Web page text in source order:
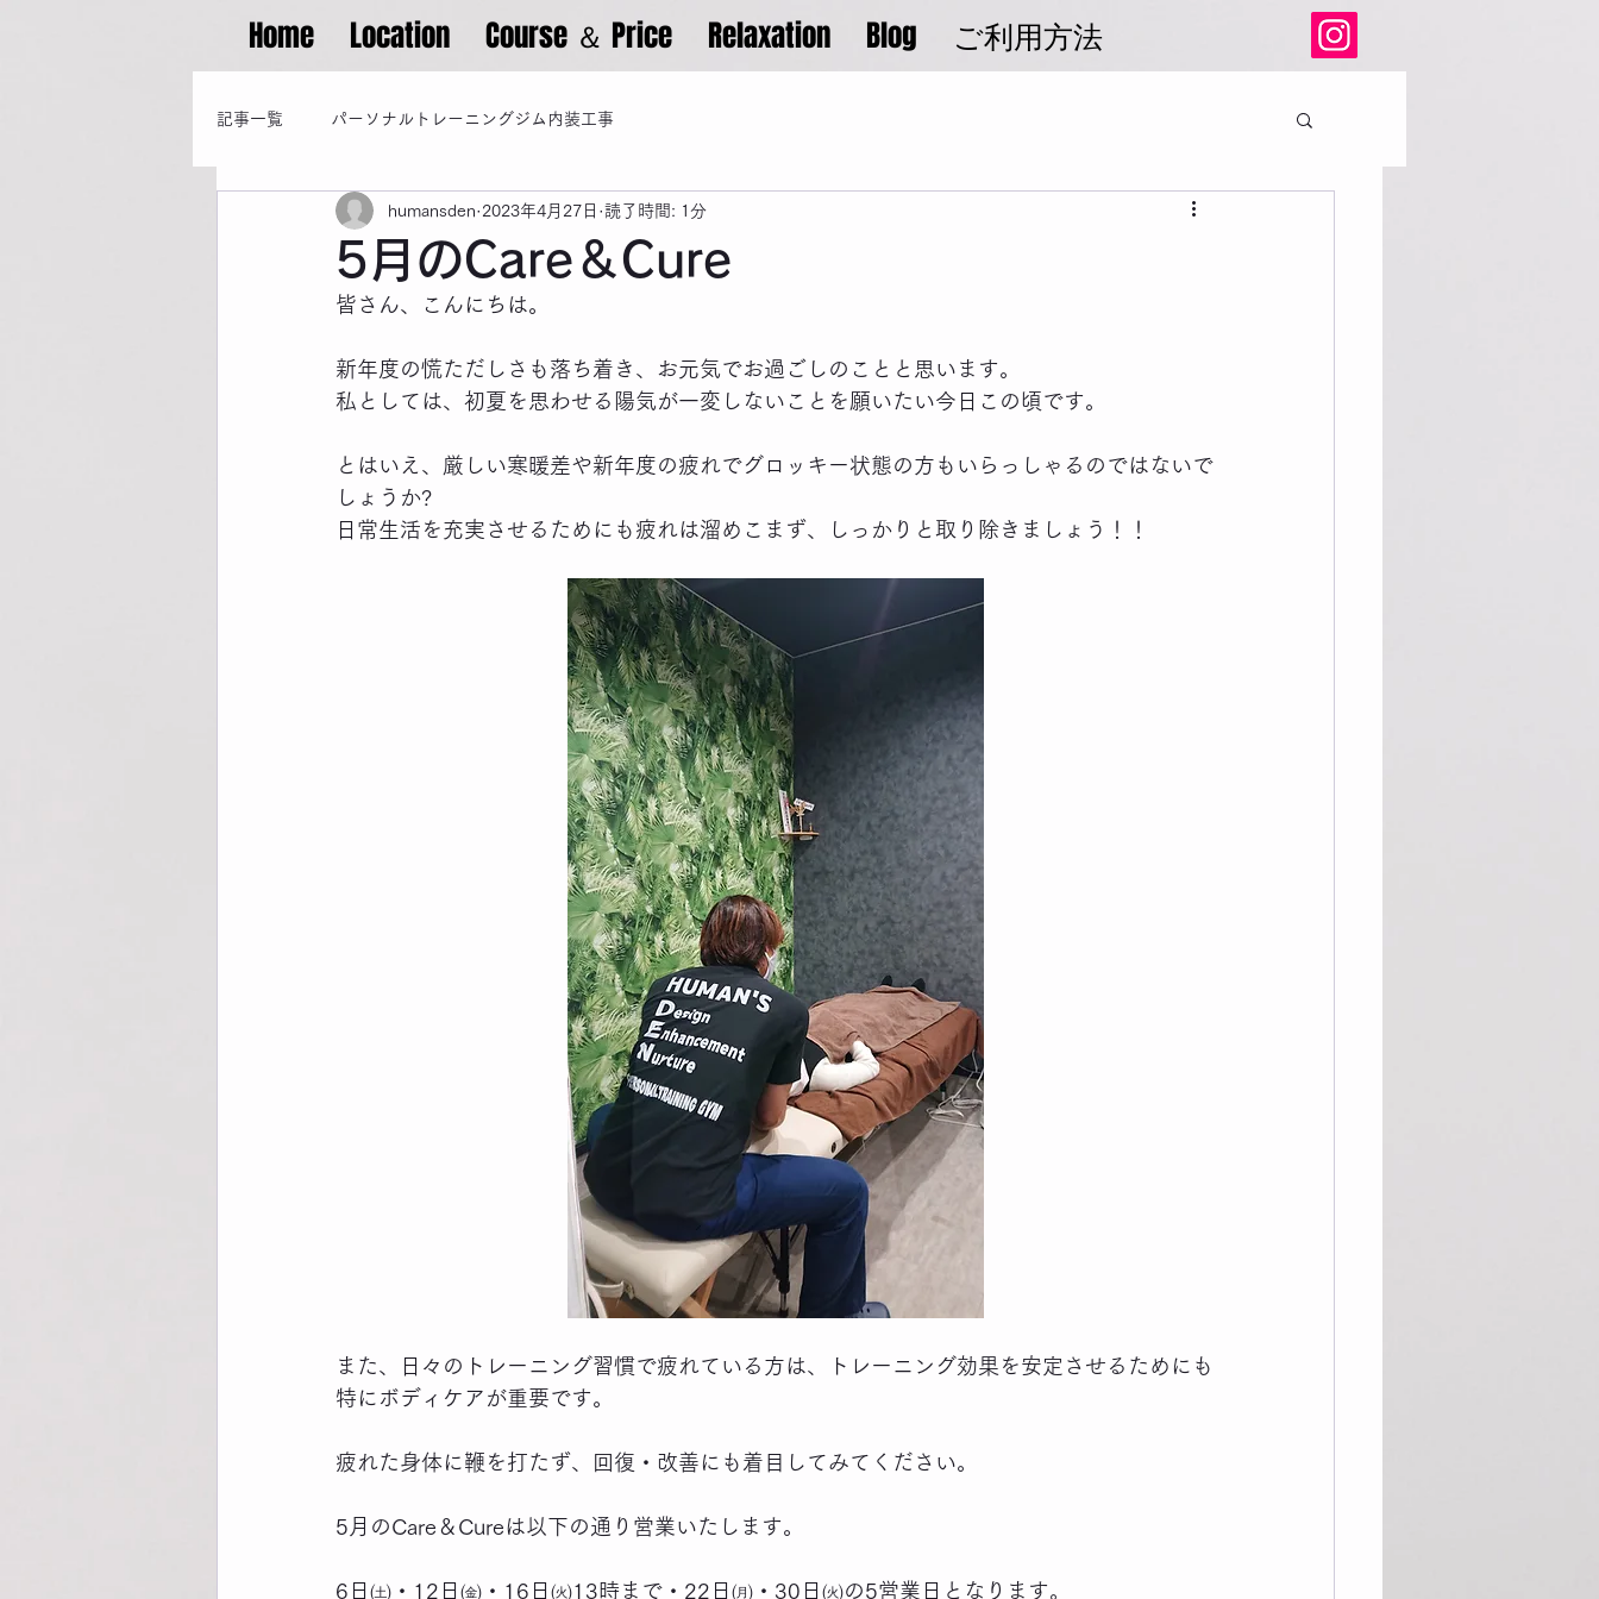
Home Location Course ＆ Price Relaxation Blog ご利用方法
記事一覧 パーソナルトレーニングジム内装工事
5月のCare＆Cure
humansden 2023年4月27日 読了時間: 1分
皆さん、こんにちは。
新年度の慌ただしさも落ち着き、お元気でお過ごしのことと思います。
私としては、初夏を思わせる陽気が一変しないことを願いたい今日この頃です。
とはいえ、厳しい寒暖差や新年度の疲れでグロッキー状態の方もいらっしゃるのではないで
しょうか?
日常生活を充実させるためにも疲れは溜めこまず、しっかりと取り除きましょう！！
また、日々のトレーニング習慣で疲れている方は、トレーニング効果を安定させるためにも
特にボディケアが重要です。
疲れた身体に鞭を打たず、回復・改善にも着目してみてください。
5月のCare＆Cureは以下の通り営業いたします。
6日㈯・12日㈮・16日㈫13時まで・22日㈪・30日㈫の5営業日となります。